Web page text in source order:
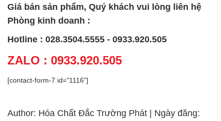
Giá bán sản phẩm, Quý khách vui lòng liên hệ
Phòng kinh doanh :
Hotline : 028.3504.5555 - 0933.920.505
ZALO : 0933.920.505
[contact-form-7 id="1116"]
Author: Hóa Chất Đắc Trường Phát | Ngày đăng: